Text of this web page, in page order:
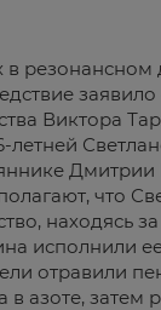
резонансном
Виктора
летней
Дмитрии
что
находясь
исполнили
отравили
в азоте, затем